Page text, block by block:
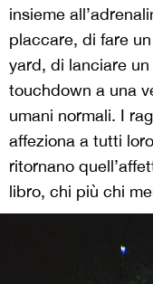
insieme
placcare, di fare
yard, di lanciare
touchdown a una
umani normali. I
affeziona a tutti
ritornano
libro, chi più chi